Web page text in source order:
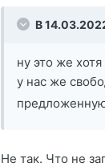
В
ну это же
у нас же
Не так. Что не